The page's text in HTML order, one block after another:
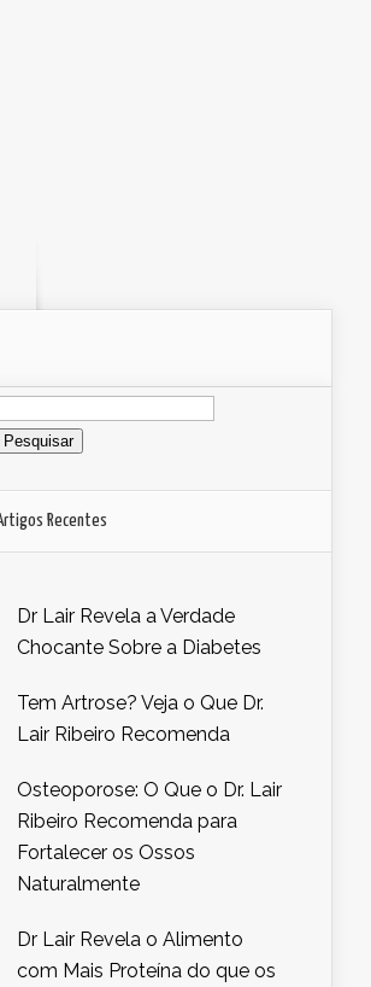
Recentes
Dr Lair Revela a Verdade
Chocante Sobre a Diabetes
Tem Artrose? Veja o Que Dr.
Lair Ribeiro Recomenda
Osteoporose: O Que o Dr. Lair
Ribeiro Recomenda para
Fortalecer os Ossos
Naturalmente
Dr Lair Revela o Alimento
com Mais Proteína do que os